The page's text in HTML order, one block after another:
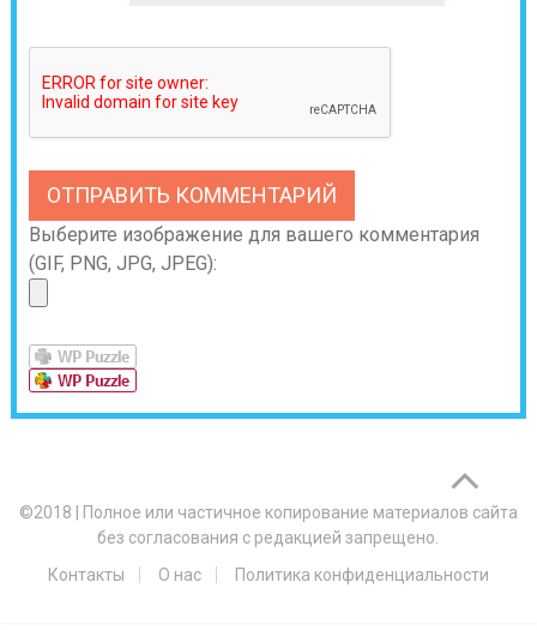
Выберите изображение для вашего комментария
(GIF, PNG, JPG, JPEG):
©2018
Полное или частичное копирование материалов сайта
без согласования с редакцией запрещено.
Контакты
О нас Политика конфиденциальности